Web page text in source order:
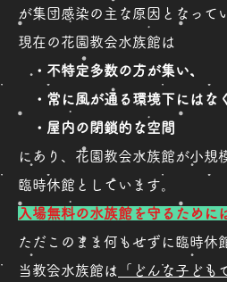
が集団感染の主な原因となって
現在の花園教会水族館は
・不特定多数の方が集い、
・常に風が通る環境下にはな
・屋内の閉鎖的な空間
にあり、花園教会水族館が小規
臨時休館としています。
入場無料の水族館を守るために
ただこのまま何もせずに臨時休
当教会水族館は
「どんな子ど